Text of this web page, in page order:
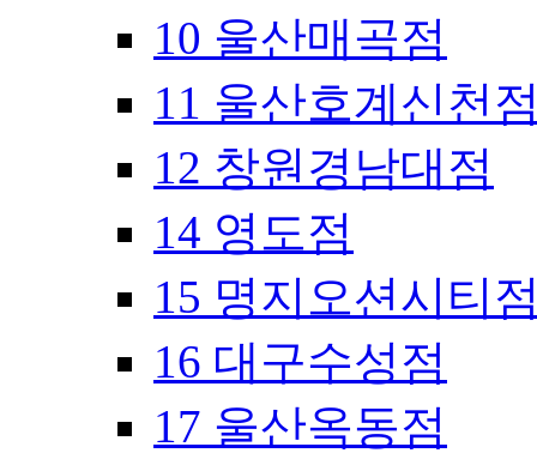
10 울산매곡점
11 울산호계신천
12 창원경남대점
14 영도점
15 명지오션시티
16 대구수성점
17 울산옥동점